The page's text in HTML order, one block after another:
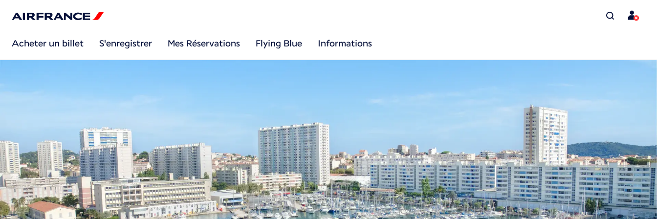
Acheter un billet S'enregistrer Mes Réservations Flying Blue Informations